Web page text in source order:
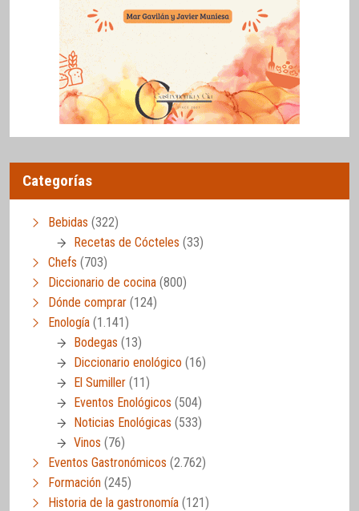
Categorías
Bebidas (322)
Recetas de Cócteles (33)
Chefs (703)
Diccionario de cocina (800)
Dónde comprar (124)
Enología (1.141)
Bodegas (13)
Diccionario enológico (16)
El Sumiller (11)
Eventos Enológicos (504)
Noticias Enológicas (533)
Vinos (76)
Eventos Gastronómicos (2.762)
Formación (245)
Historia de la gastronomía (121)